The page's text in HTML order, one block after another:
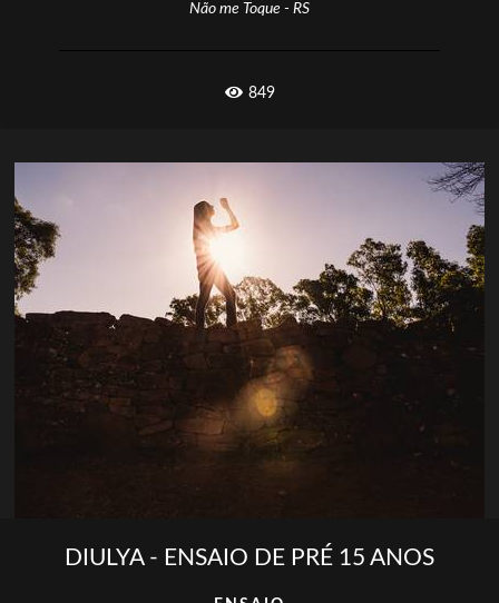
Não me Toque - RS
849
DIULYA - ENSAIO DE PRÉ 15 ANOS